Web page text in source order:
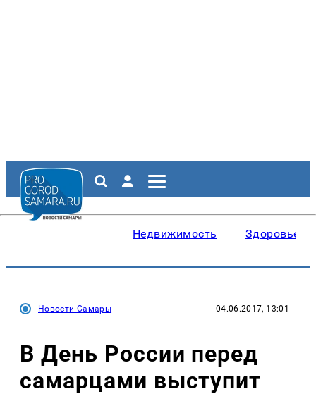
Недвижимость Здоровье
Новости Самары 04.06.2017, 13:01
В День России перед
самарцами выступит